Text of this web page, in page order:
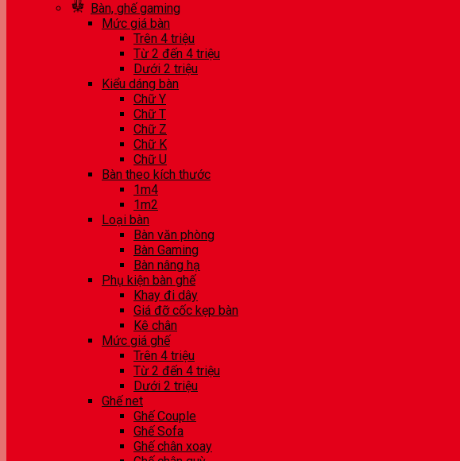
Bàn, ghế gaming
Mức giá bàn
Trên 4 triệu
Từ 2 đến 4 triệu
Dưới 2 triệu
Kiểu dáng bàn
Chữ Y
Chữ T
Chữ Z
Chữ K
Chữ U
Bàn theo kích thước
1m4
1m2
Loại bàn
Bàn văn phòng
Bàn Gaming
Bàn nâng hạ
Phụ kiện bàn ghế
Khay đi dây
Giá đỡ cốc kẹp bàn
Kê chân
Mức giá ghế
Trên 4 triệu
Từ 2 đến 4 triệu
Dưới 2 triệu
Ghế net
Ghế Couple
Ghế Sofa
Ghế chân xoay